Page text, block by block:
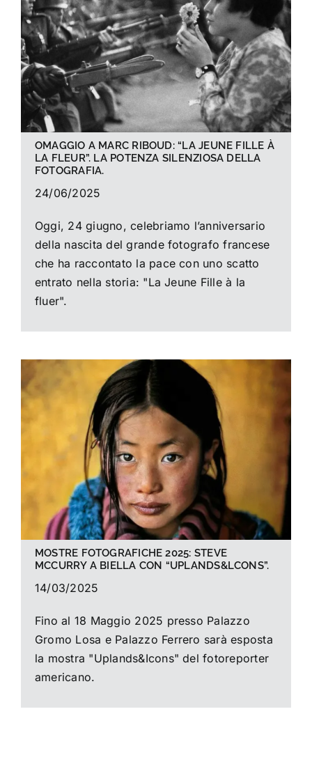
La foto del mese
Guide
Cerca
per:
OMAGGIO A MARC RIBOUD: “LA JEUNE FILLE À
LA FLEUR”. LA POTENZA SILENZIOSA DELLA
FOTOGRAFIA.
24/06/2025
Oggi, 24 giugno, celebriamo l’anniversario
della nascita del grande fotografo francese
che ha raccontato la pace con uno scatto
entrato nella storia: "La Jeune Fille à la
fluer".
MOSTRE FOTOGRAFICHE 2025: STEVE
MCCURRY A BIELLA CON “UPLANDS&LCONS”.
14/03/2025
Fino al 18 Maggio 2025 presso Palazzo
Gromo Losa e Palazzo Ferrero sarà esposta
la mostra "Uplands&Icons" del fotoreporter
americano.